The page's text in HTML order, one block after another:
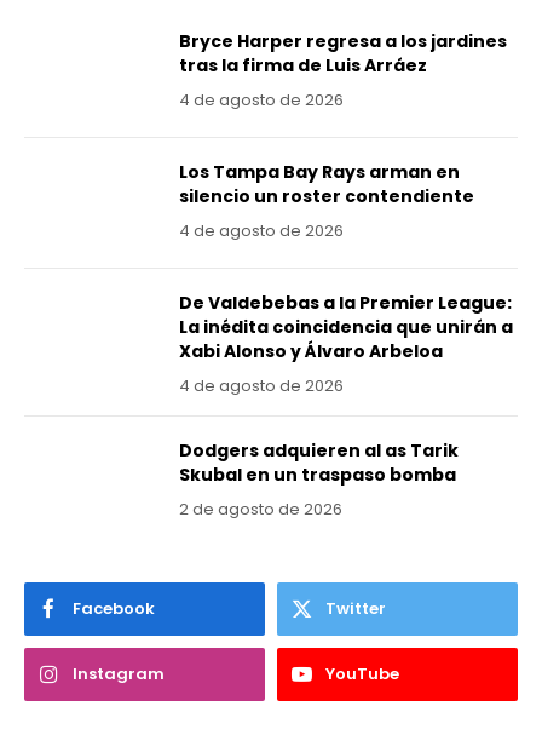
Bryce Harper regresa a los jardines
tras la firma de Luis Arráez
4 de agosto de 2026
Los Tampa Bay Rays arman en
silencio un roster contendiente
4 de agosto de 2026
De Valdebebas a la Premier League:
La inédita coincidencia que unirán a
Xabi Alonso y Álvaro Arbeloa
4 de agosto de 2026
Dodgers adquieren al as Tarik
Skubal en un traspaso bomba
2 de agosto de 2026
Facebook Twitter
Instagram YouTube